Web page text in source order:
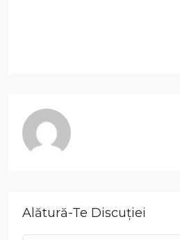
Alătură-Te Discuției